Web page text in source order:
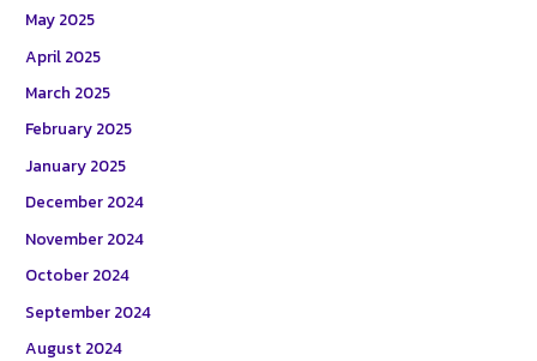
May 2025
April 2025
March 2025
February 2025
January 2025
December 2024
November 2024
October 2024
September 2024
August 2024